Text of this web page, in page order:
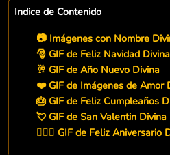
Indice de Contenido
📷 Imágenes con Nombre
🎅 GIF de Feliz Navidad Divina
🥂 GIF de Año Nuevo Divina
❤️ GIF de Imágenes de Amor
🎂 GIF de Feliz Cumpleaños
💘 GIF de San Valentin Divina
👨‍❤️‍👨 GIF de Feliz Aniversario